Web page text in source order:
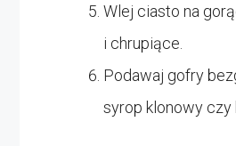
Wlej ciasto na
i chrupiące.
Podawaj gofry
syrop klonowy czy